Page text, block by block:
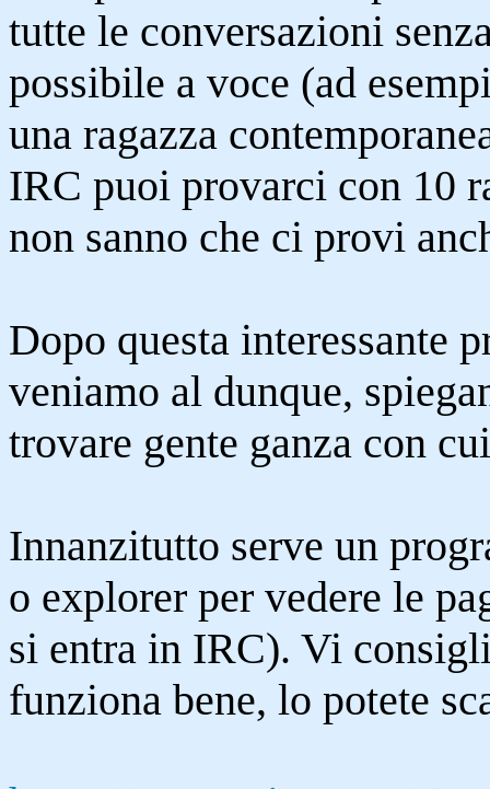
tutte le conversazioni
possibile a voce (ad
una ragazza
IRC puoi provarci con 10
non sanno che ci provi
Dopo questa interessante
veniamo al dunque,
trovare gente ganza con
Innanzitutto serve un
o explorer per vedere le
si entra in IRC). Vi
funziona bene, lo potete